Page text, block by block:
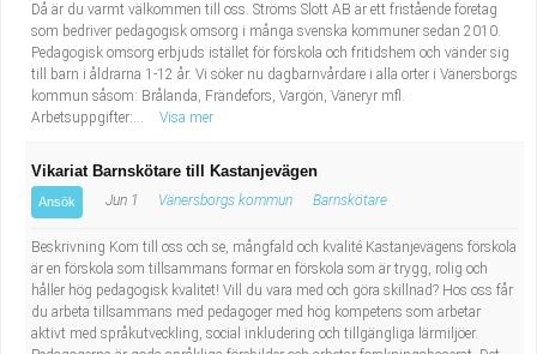
Då är du varmt välkommen till oss. Ströms Slott AB är ett fristående företag
som bedriver pedagogisk omsorg i många svenska kommuner sedan 2010.
Pedagogisk omsorg erbjuds istället för förskola och fritidshem och vänder sig
till barn i åldrarna 1-12 år. Vi söker nu dagbarnvårdare i alla orter i Vänersborgs
kommun såsom: Brålanda, Frändefors, Vargön, Väneryr mfl.
Arbetsuppgifter:...
Visa mer
Vikariat Barnskötare till Kastanjevägen
Ansök Jun 1 Vänersborgs kommun Barnskötare
Beskrivning Kom till oss och se, mångfald och kvalité Kastanjevägens förskola
är en förskola som tillsammans formar en förskola som är trygg, rolig och
håller hög pedagogisk kvalitet! Vill du vara med och göra skillnad? Hos oss får
du arbeta tillsammans med pedagoger med hög kompetens som arbetar
aktivt med språkutveckling, social inkludering och tillgängliga lärmiljöer.